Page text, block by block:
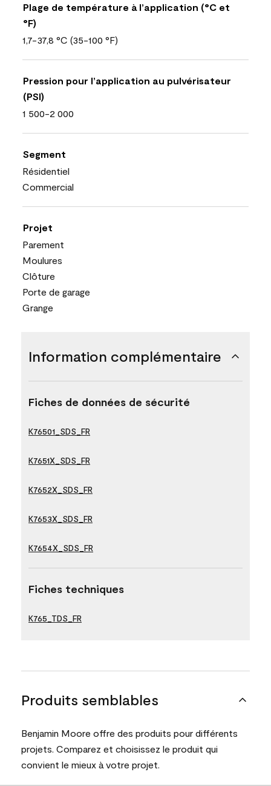
Plage de température à l’application (°C et
°F)
1,7-37,8 °C (35-100 °F)
Pression pour l’application au pulvérisateur
(PSI)
1 500-2 000
Segment
Résidentiel
Commercial
Projet
Parement
Moulures
Clôture
Porte de garage
Grange
Information complémentaire
Fiches de données de sécurité
K76501_SDS_FR
K7651X_SDS_FR
K7652X_SDS_FR
K7653X_SDS_FR
K7654X_SDS_FR
Fiches techniques
K765_TDS_FR
Produits semblables
Benjamin Moore offre des produits pour différents
projets. Comparez et choisissez le produit qui
convient le mieux à votre projet.